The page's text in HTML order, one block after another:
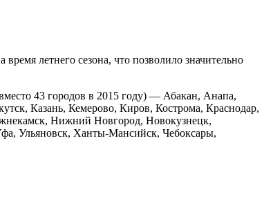
летнего сезона, что позволило значительно
43 городов в 2015 году) — Абакан, Анапа,
Казань, Кемерово, Киров, Кострома, Краснодар,
Нижний Новгород, Новокузнецк,
Ульяновск, Ханты-Мансийск, Чебоксары,